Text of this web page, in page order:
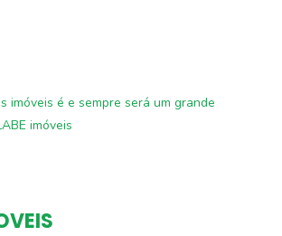
imóveis é e sempre será um grande
imóveis